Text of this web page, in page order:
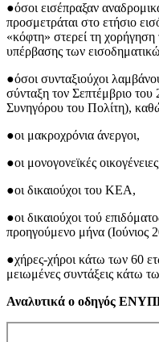
●όσοι εισέπραξαν
προσμετράται στο ετήσιο
«κόφτη» στερεί τη
υπέρβασης των
●όσοι συνταξιούχοι
σύνταξη τον Σεπτέμβριο
Συνηγόρου του Πολίτη),
●οι μακροχρόνια άνεργοι,
●οι μονογονεϊκές
●οι δικαιούχοι του ΚΕΑ,
●οι δικαιούχοι τού
προηγούμενο μήνα (Ιούνιος
●χήρες-χήροι κάτω των 60
μειωμένες συντάξεις κάτω
Αναλυτικά ο οδηγός